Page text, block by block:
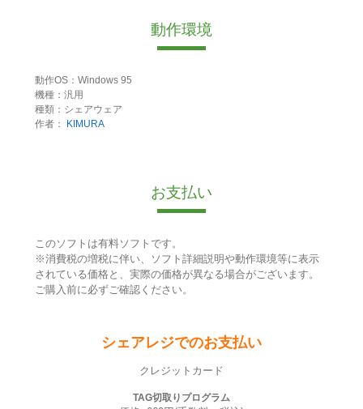
動作環境
動作OS：Windows 95
機種：汎用
種類：シェアウェア
作者：
KIMURA
お支払い
このソフトは有料ソフトです。
※消費税の増税に伴い、ソフト詳細説明や動作環境等に表示
されている価格と、実際の価格が異なる場合がございます。
ご購入前に必ずご確認ください。
シェアレジでのお支払い
クレジットカード
TAG切取りプログラム